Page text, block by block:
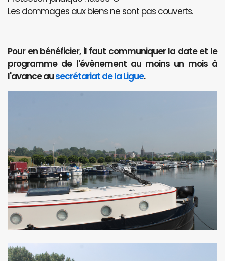
Les dommages aux biens ne sont pas couverts.
Pour en bénéficier, il faut communiquer la date et le
programme de l'évènement au moins un mois à
l'avance ausecrétariat de la Ligue.